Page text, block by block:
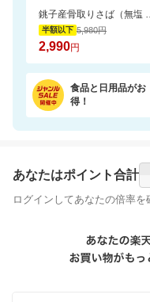
銚子産骨取りさば（
半額以下 5,980円
2,990円
食品と日用品がお
得！
あなたはポイント合計
ログインしてあなたの倍率を